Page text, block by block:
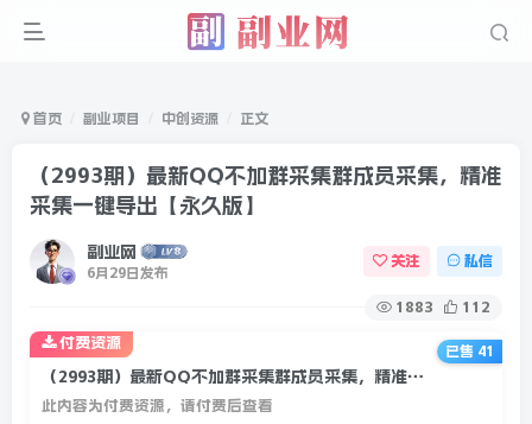
首页 副业项目 中创资源 正文
（2993期）最新QQ不加群采集群成员采集，精准
采集一键导出【永久版】
副业网
6月29日发布
关注 私信
1883 112
（2993期）最新QQ不加群采集群成员采集，精准采集一键导出【永久版】
此内容为付费资源，请付费后查看
付费资源
已售 41